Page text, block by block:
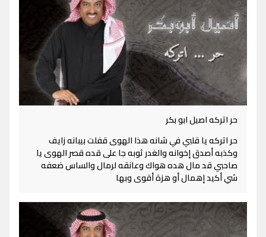
حر اتركه اصيل ابو بكر
حر اتركه يا قلبي في شانه هذا الهوى قفلت بيبانه زايف
وكذبه أصدق إخوانه والغدر ثوبه جا على قده قصر الهوى يا
صاحبي قد مال هده هواك وعانقه لرمال والساس ضعفه
شي أكيد إهمال أو هزة أقوى وبها